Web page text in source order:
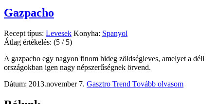
Gazpacho
Recept típus: Levesek Konyha: Spanyol
Átlag értékelés: (5 / 5)
A gazpacho egy nagyon finom hideg zöldségleves, amelyet a déli
országokban igen nagy népszerűségnek örvend.
Dátum: 2013.november 7. Gasztro Trend Tovább olvasom